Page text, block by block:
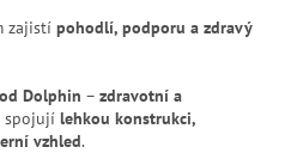
zajistí pohodlí, podporu a zdravý
Dolphin – zdravotní a
spojují lehkou konstrukci,
vzhled.